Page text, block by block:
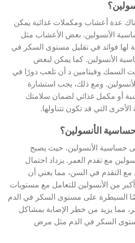
عدة أعشاب ومكملات غذائية يمكن
الأنسولين. بعض الأعشاب مثل
لها فوائد في تقليل مستوى السكر في
الأنسولين. كما يمكن لبعض
السمك وفيتامين د أن تلعب دورًا في
ومع ذلك، يجب استشارة
أو مكمل غذائي لضمان سلامتك
التي قد تكون تتناولها.
الأنسولين؟
حساسية الأنسولين، حيث يصبح
مع تقدم العمر. يزداد احتمال
التقدم في السن، مما يعني أن
من الأنسولين للتعامل مع مستويات
السيطرة على مستوى السكر في الدم
مما يزيد من خطر الإصابة بمشاكل
السكر في الدم مثل مرض